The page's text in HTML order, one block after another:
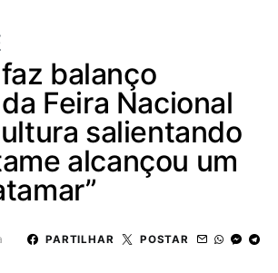
balanço
Feira Nacional
salientando
alcançou um
PARTILHAR POSTAR